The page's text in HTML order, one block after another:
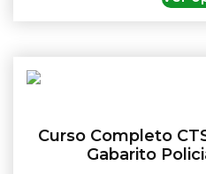
Curso Completo
Gabarito